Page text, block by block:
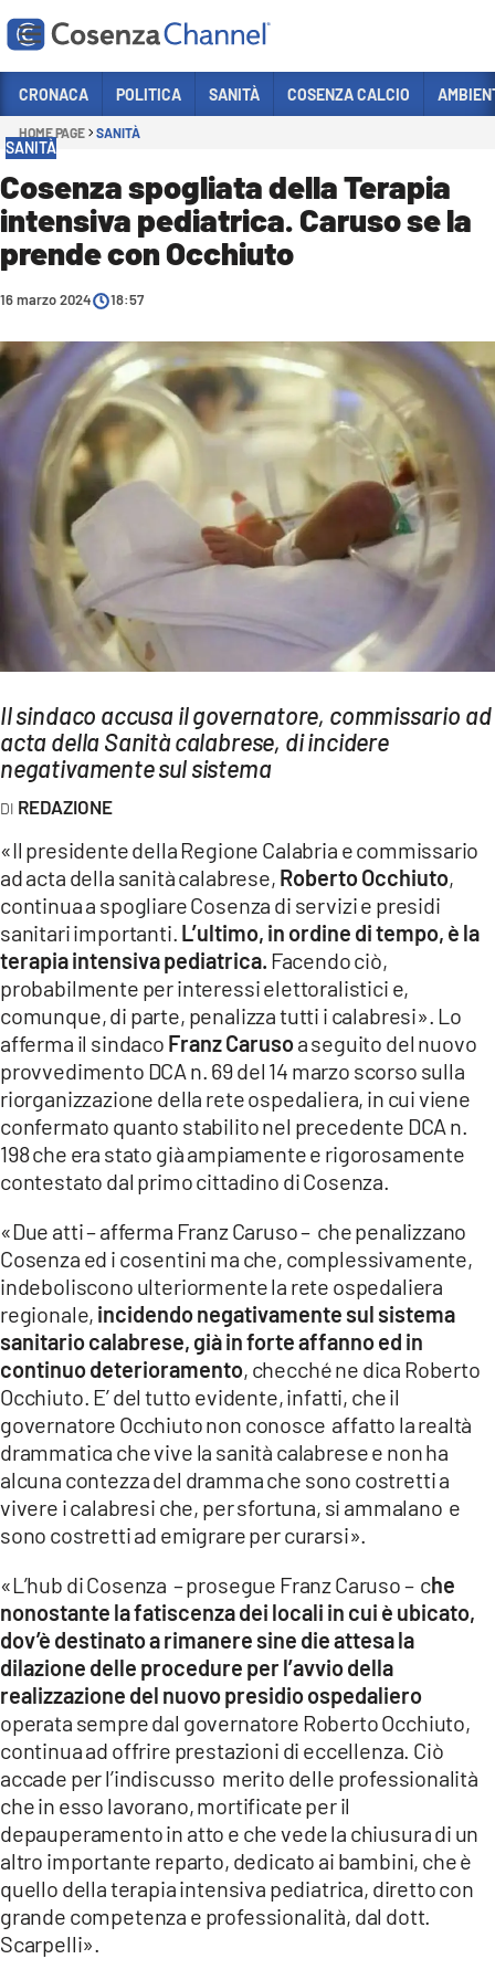
Sezioni
POLITICA
COSENZA CALCIO
ECONOMIA E LAVORO
SANITÀ
SPORT
CULTURA
AMBIENTE
Streaming
LAC TV
LAC NETWORK
LAC ONAIR
LaC
Network
LACONAIR.IT
LACITYMAG.IT
ILREGGINO.IT
COSENZACHANNEL.IT
ILVIBONESE.IT
CATANZAROCHANNEL.IT
LACAPITALENEWS.IT
App
APPLE
CRONACA POLITICA SANITÀ COSENZA CALCIO
HOME PAGE SANITÀ
SANITÀ
Cosenza spogliata della Terapia
intensiva pediatrica. Caruso se la
prende con Occhiuto
16 marzo 2024 18:57
Il sindaco accusa il governatore, commissario ad
acta della Sanità calabrese, di incidere
negativamente sul sistema
REDAZIONE
«Il presidente della Regione Calabria e commissario
ad acta della sanità calabrese, Roberto Occhiuto,
continua a spogliare Cosenza di servizi e presidi
sanitari importanti. L’ultimo, in ordine di tempo, è la
terapia intensiva pediatrica. Facendo ciò,
probabilmente per interessi elettoralistici e,
comunque, di parte, penalizza tutti i calabresi». Lo
afferma il sindaco Franz Carusoa seguito del nuovo
provvedimento DCA n. 69 del 14 marzo scorso sulla
riorganizzazione della rete ospedaliera, in cui viene
confermato quanto stabilito nel precedente DCA n.
198 che era stato già ampiamente e rigorosamente
contestato dal primo cittadino di Cosenza.
«Due atti – afferma Franz Caruso – che penalizzano
Cosenza ed i cosentini ma che, complessivamente,
indeboliscono ulteriormente la rete ospedaliera
regionale, incidendo negativamente sul sistema
sanitario calabrese, già in forte affanno ed in
continuo deterioramento, checché ne dica Roberto
Occhiuto. E’ del tutto evidente, infatti, che il
governatore Occhiuto non conosce affatto la realtà
drammatica che vive la sanità calabrese e non ha
alcuna contezza del dramma che sono costretti a
vivere i calabresi che, per sfortuna, si ammalano e
sono costretti ad emigrare per curarsi».
«L’hub di Cosenza – prosegue Franz Caruso – che
nonostante la fatiscenza dei locali in cui è ubicato,
dov’è destinato a rimanere sine die attesa la
dilazione delle procedure per l’avvio della
realizzazione del nuovo presidio ospedaliero
operata sempre dal governatore Roberto Occhiuto,
continua ad offrire prestazioni di eccellenza. Ciò
accade per l’indiscusso merito delle professionalità
che in esso lavorano, mortificate per il
depauperamento in atto e che vede la chiusura di un
altro importante reparto, dedicato ai bambini, che è
quello della terapia intensiva pediatrica, diretto con
grande competenza e professionalità, dal dott.
Scarpelli».